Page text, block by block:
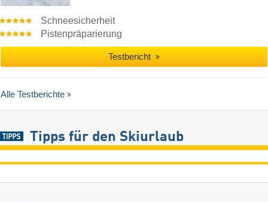
Schneesicherheit
Pistenpräparierung
Testbericht
Alle Testberichte
Tipps für den Skiurlaub